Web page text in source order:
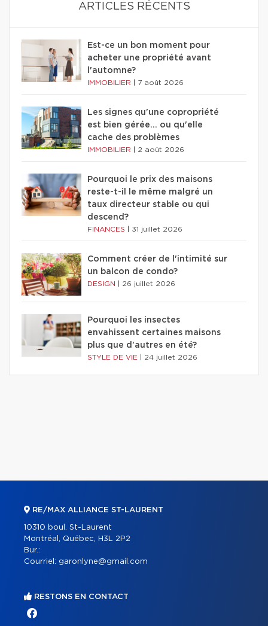
ARTICLES RÉCENTS
Est-ce un bon moment pour
acheter une propriété avant
l'automne?
IMMOBILIER 7 août 2026
Les signes qu'une copropriété
est bien gérée… ou qu'elle
cache des problèmes
IMMOBILIER 2 août 2026
Pourquoi le prix des maisons
reste-t-il le même malgré un
taux directeur stable ou qui
descend?
FINANCES 31 juillet 2026
Comment créer de l'intimité sur
un balcon de condo?
DESIGN 26 juillet 2026
Pourquoi les insectes
envahissent certaines maisons
plus que d'autres en été?
STYLE DE VIE 24 juillet 2026
RE/MAX ALLIANCE ST-LAURENT
10310 boul. St-Laurent
Montréal, Québec, H3L 2P2
Bur.:
Courriel: garonlyne@gmail.com
RESTONS EN CONTACT